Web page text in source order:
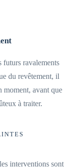
ravalements
du revêtement, il
moment, avant que
à traiter.
interventions sont